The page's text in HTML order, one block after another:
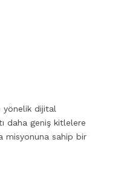
yönelik dijital
daha geniş kitlelere
misyonuna sahip bir